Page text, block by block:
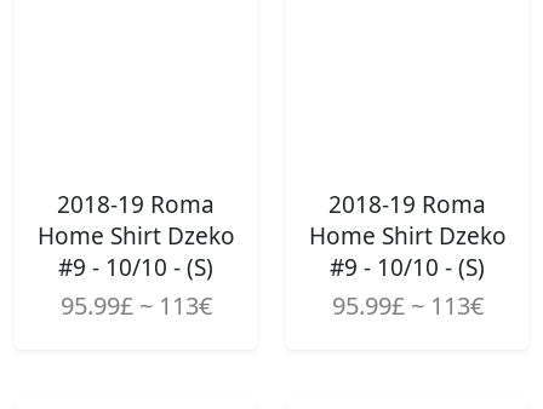
2018-19 Roma
Home Shirt Dzeko
#9 - 10/10 - (S)
95.99£ ~ 113€
2018-19 Roma
Home Shirt Dzeko
#9 - 10/10 - (S)
95.99£ ~ 113€